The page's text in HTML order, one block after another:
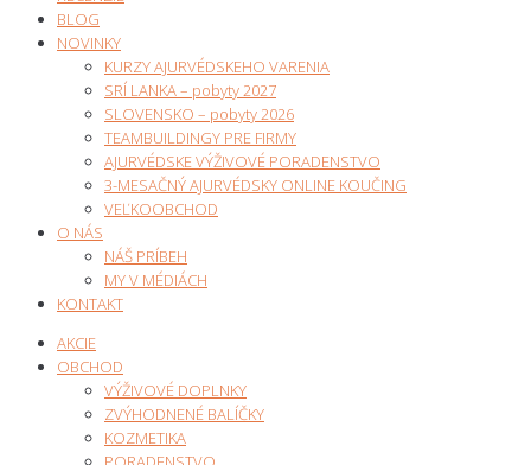
BLOG
NOVINKY
KURZY AJURVÉDSKEHO VARENIA
SRÍ LANKA – pobyty 2027
SLOVENSKO – pobyty 2026
TEAMBUILDINGY PRE FIRMY
AJURVÉDSKE VÝŽIVOVÉ PORADENSTVO
3-MESAČNÝ AJURVÉDSKY ONLINE KOUČING
VEĽKOOBCHOD
O NÁS
NÁŠ PRÍBEH
MY V MÉDIÁCH
KONTAKT
AKCIE
OBCHOD
VÝŽIVOVÉ DOPLNKY
ZVÝHODNENÉ BALÍČKY
KOZMETIKA